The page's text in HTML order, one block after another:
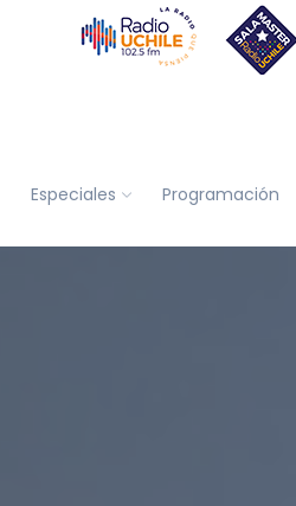
Especiales Programación